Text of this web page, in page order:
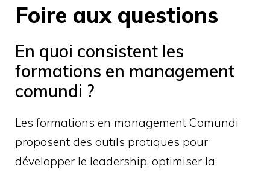
Foire aux questions
En quoi consistent les
formations en management
comundi ?
Les formations en management Comundi
proposent des outils pratiques pour
développer le leadership, optimiser la